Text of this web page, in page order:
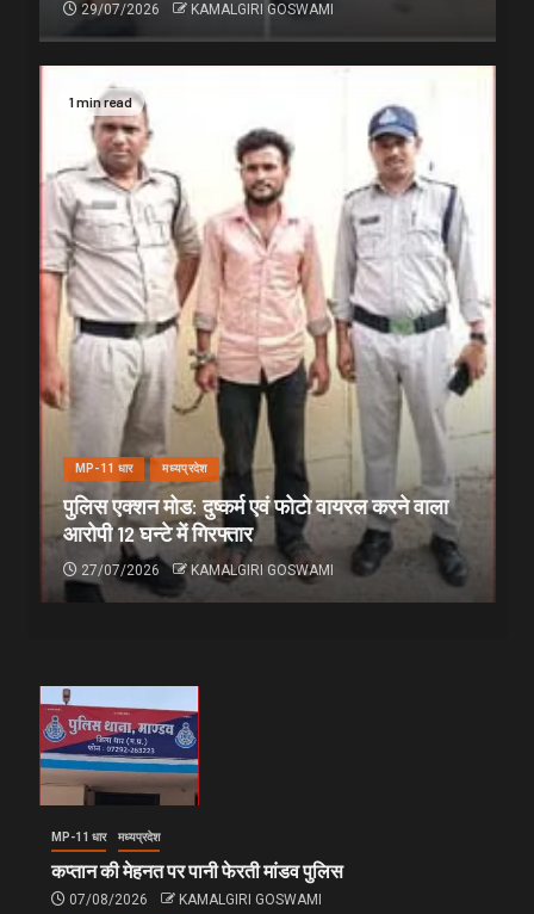
29/07/2026 KAMALGIRI GOSWAMI
1 min read
MP-11 धार मध्यप्रदेश
पुलिस एक्शन मोड: दुष्कर्म एवं फोटो वायरल करने वाला
आरोपी 12 घन्टे में गिरफ्तार
27/07/2026 KAMALGIRI GOSWAMI
MP-11 धार मध्यप्रदेश
कप्तान की मेहनत पर पानी फेरती मांडव पुलिस
07/08/2026 KAMALGIRI GOSWAMI